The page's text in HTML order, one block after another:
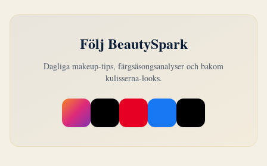
Följ BeautySpark
Dagliga makeup-tips, färgsäsongsanalyser och bakom
kulisserna-looks.